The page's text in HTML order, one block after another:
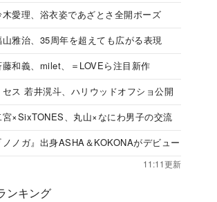
木愛理、浴衣姿であざとさ全開ポーズ
山雅治、35周年を超えても広がる表現
藤和義、milet、＝LOVEら注目新作
セス 若井滉斗、ハリウッドオフショ公開
宮×SixTONES、丸山×なにわ男子の交流
ノノガ』出身ASHA＆KOKONAがデビュー
11:11更新
ンキング